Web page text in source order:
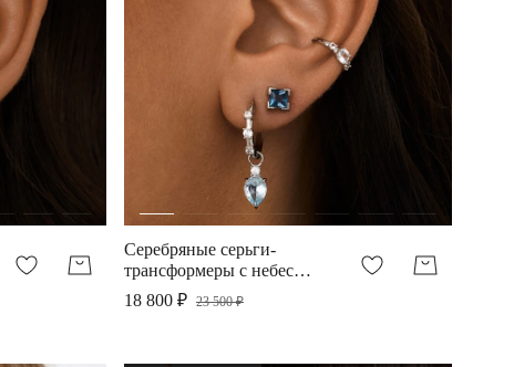
Серебряные серьги-
трансформеры с небесно-
голубым топазом
18 800 ₽ 23 500 ₽